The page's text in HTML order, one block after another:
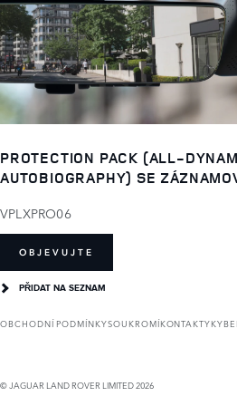
PROTECTION PACK (ALL-
AUTOBIOGRAPHY) SE
VPLXPRO06
OBJEVUJTE
PŘIDAT NA SEZNAM
OBCHODNÍ PODMÍNKYSOUKROMÍKONTAKTY
© JAGUAR LAND ROVER LIMITED 2026